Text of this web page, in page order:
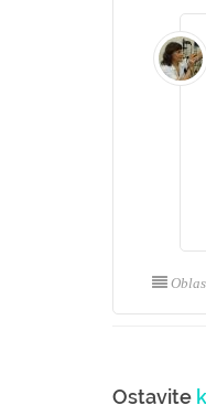
Ostavite